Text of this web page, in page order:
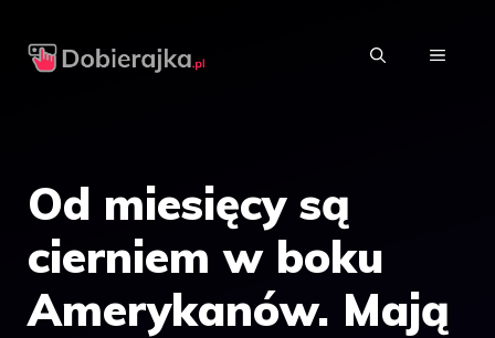
MENU
Od miesięcy są
cierniem w boku
Amerykanów. Mają